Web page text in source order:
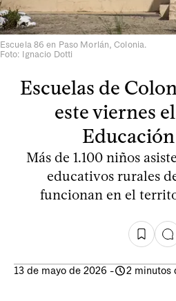
Escuela 86 en Paso Morlán, Colonia.
Foto: Ignacio Dotti
Escuelas de
este viernes
Más de 1.100 niños
educativos rurales
funcionan en el
13 de mayo de 2026 - 2 minutos